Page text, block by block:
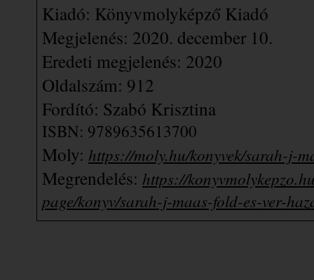
Kiadó: Könyvmolyképző Kiadó
Megjelenés: 2020. december 10.
Eredeti megjelenés: 2020
Oldalszám: 912
Fordító: Szabó Krisztina
ISBN: 9789635613700
Moly: https://moly.hu/konyvek/sarah-j-
Megrendelés: https://
page/konyv/sarah-j-maas-fold-es-ver-